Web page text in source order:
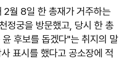
2월 8일 한 총재가 거주하는
정궁을 방문했고, 당시 한 총
후보를 돕겠다"는 취지의 말
표시를 했다고 공소장에 적